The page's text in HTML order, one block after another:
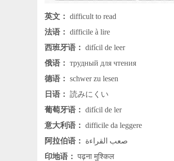
英文： difficult to read
法语： difficile à lire
西班牙语： difícil de leer
俄语： трудный для чтения
德语： schwer zu lesen
日语： 読みにくい
葡萄牙语： difícil de ler
意大利语： difficile da leggere
阿拉伯语：
صعب القراءة
印地语： पढ़ना मुश्किल